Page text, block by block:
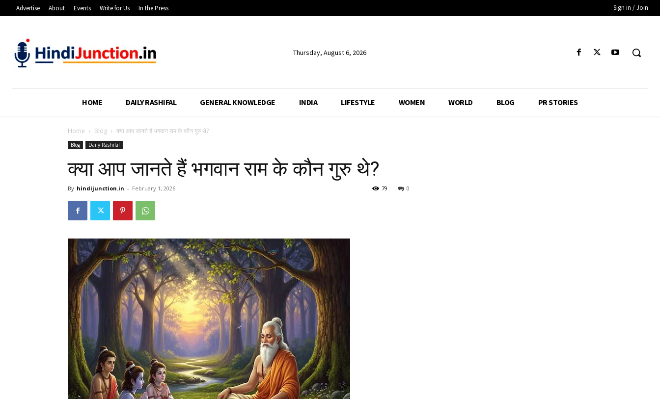
Advertise About Events Write for Us In the Press Sign in / Join
Thursday, August 6, 2026
HOME DAILY RASHIFAL GENERAL KNOWLEDGE INDIA LIFESTYLE WOMEN WORLD BLOG PR STORIES
Home Blog क्या आप जानते हैं भगवान राम के कौन गुरु थे?
Blog Daily Rashifal
क्या आप जानते हैं भगवान राम के कौन गुरु थे?
By hindijunction.in - February 1, 2026 0
79